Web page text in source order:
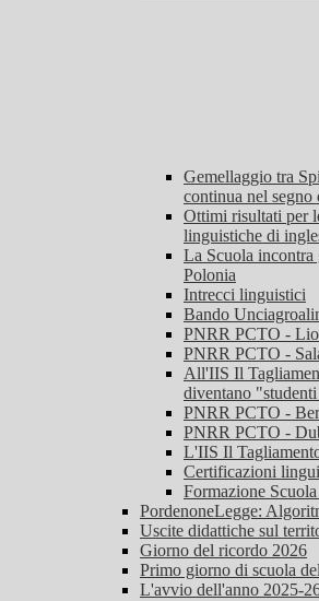
Gemellaggio tra
continua nel
Ottimi risultati per
linguistiche di
La Scuola incontra
Polonia
Intrecci linguistici
Bando
PNRR PCTO -
PNRR PCTO -
All'IIS Il
diventano
PNRR PCTO -
PNRR PCTO -
L'IIS Il
Certificazioni
Formazione
PordenoneLegge:
Uscite didattiche sul
Giorno del ricordo 2026
Primo giorno di scuola
L'avvio dell'anno 2025-